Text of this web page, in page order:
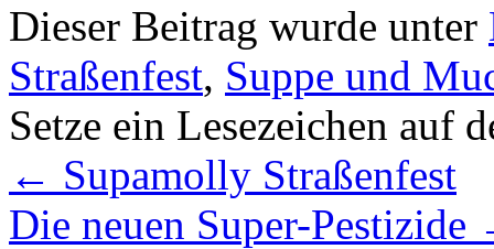
Dieser Beitrag wurde unter
Straßenfest, Suppe und
Setze ein Lesezeichen auf
← Supamolly Straßenfest
Die neuen Super-Pestizide